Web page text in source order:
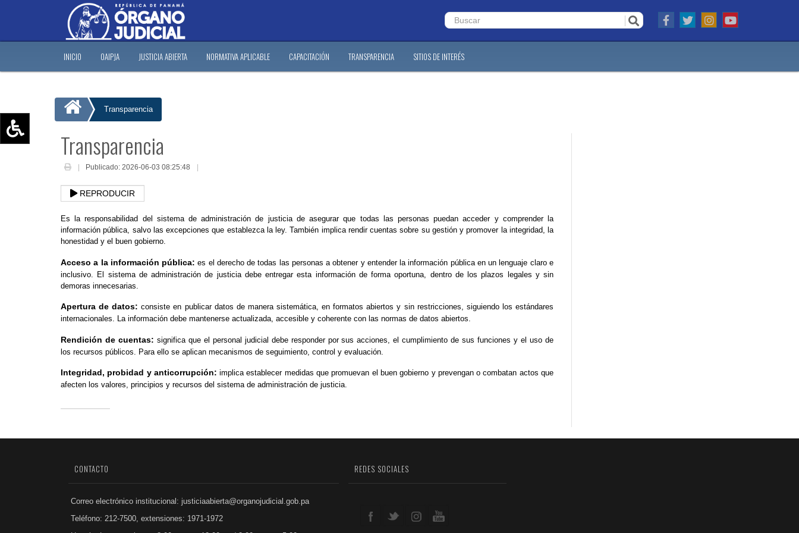
Aumentar texto (+)
Reducir texto (-)
Escala de grises
INICIO OAIPJA JUSTICIA ABIERTA NORMATIVA APLICABLE CAPACITACIÓN TRANSPARENCIA SITIOS DE INTERÉS
Transparencia
Transparencia
Publicado: 2026-06-03 08:25:48
REPRODUCIR
Es la responsabilidad del sistema de administración de justicia de asegurar que todas las personas puedan acceder y comprender la
información pública, salvo las excepciones que establezca la ley. También implica rendir cuentas sobre su gestión y promover la integridad, la
honestidad y el buen gobierno.
Acceso a la información pública: es el derecho de todas las personas a obtener y entender la información pública en un lenguaje claro e
inclusivo. El sistema de administración de justicia debe entregar esta información de forma oportuna, dentro de los plazos legales y sin
demoras innecesarias.
Apertura de datos: consiste en publicar datos de manera sistemática, en formatos abiertos y sin restricciones, siguiendo los estándares
internacionales. La información debe mantenerse actualizada, accesible y coherente con las normas de datos abiertos.
Rendición de cuentas: significa que el personal judicial debe responder por sus acciones, el cumplimiento de sus funciones y el uso de
los recursos públicos. Para ello se aplican mecanismos de seguimiento, control y evaluación.
Integridad, probidad y anticorrupción: implica establecer medidas que promuevan el buen gobierno y prevengan o combatan actos que
afecten los valores, principios y recursos del sistema de administración de justicia.
CONTACTO
Correo electrónico institucional: justiciaabierta@organojudicial.gob.pa
Teléfono: 212-7500, extensiones: 1971-1972
REDES SOCIALES